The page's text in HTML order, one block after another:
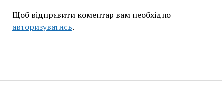
Щоб відправити коментар вам необхідно
авторизуватись.